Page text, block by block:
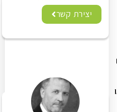
יצירת קשר